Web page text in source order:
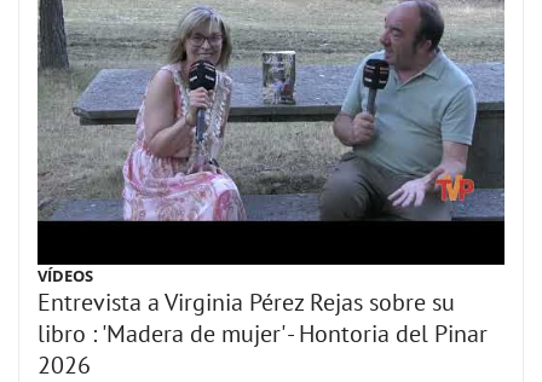
VÍDEOS
Entrevista a Virginia Pérez Rejas sobre su
libro : 'Madera de mujer' - Hontoria del Pinar
2026